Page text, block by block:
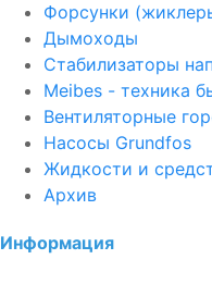
Форсунки
Дымоходы
Стабилизаторы
Meibes - техника
Вентиляторные
Насосы Grundfos
Жидкости и
Архив
Информация